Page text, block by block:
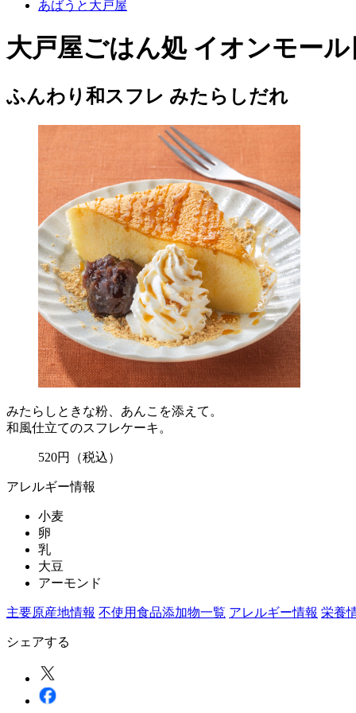
あばうと大戸屋
大戸屋ごはん処 イオンモー
ふんわり和スフレ みたらしだれ
みたらしときな粉、あんこを添えて。
和風仕立てのスフレケーキ。
520円 （税込）
アレルギー情報
小麦
卵
乳
大豆
アーモンド
主要原産地情報 不使用食品添加物一覧 アレルギー情報 栄養
シェアする